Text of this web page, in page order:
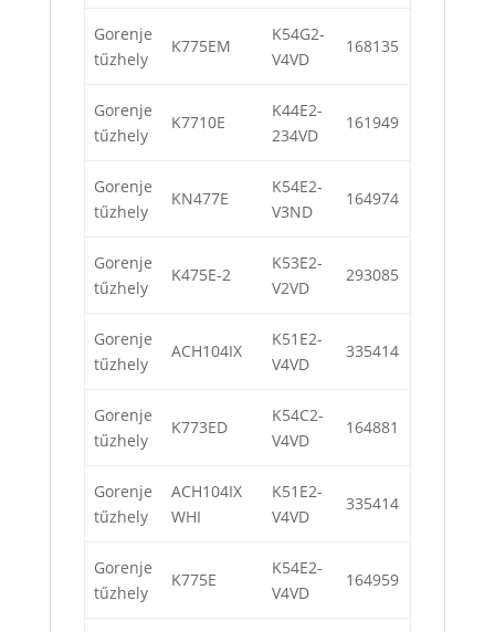
Gorenje
tűzhely
K775EM
K54G2-
V4VD
168135
Gorenje
tűzhely
K7710E
K44E2-
234VD
161949
Gorenje
tűzhely
KN477E
K54E2-
V3ND
164974
Gorenje
tűzhely
K475E-2
K53E2-
V2VD
293085
Gorenje
tűzhely
ACH104IX
K51E2-
V4VD
335414
Gorenje
tűzhely
K773ED
K54C2-
V4VD
164881
Gorenje
tűzhely
ACH104IX
WHI
K51E2-
V4VD
335414
Gorenje
tűzhely
K775E
K54E2-
V4VD
164959